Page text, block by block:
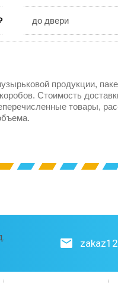
до двери
продукции,
Стоимость
товары,